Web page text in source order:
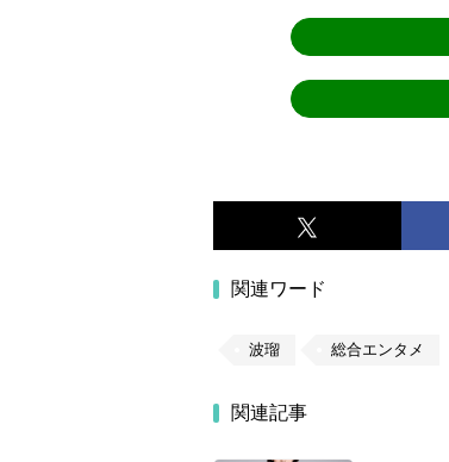
関連ワード
波瑠 総合エンタメ
関連記事